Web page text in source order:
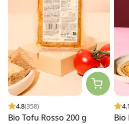
4.8(358)
Bio Tofu Rosso 200 g
4.1
Bio